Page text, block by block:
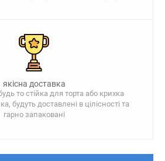
якісна доставка
то стійка для торта або крихка
будуть доставлені в цілісності та
гарно запаковані